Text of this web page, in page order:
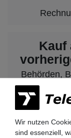
Kauf
Behörden,
öffentliche &
Wir nutzen
sind essenziell,